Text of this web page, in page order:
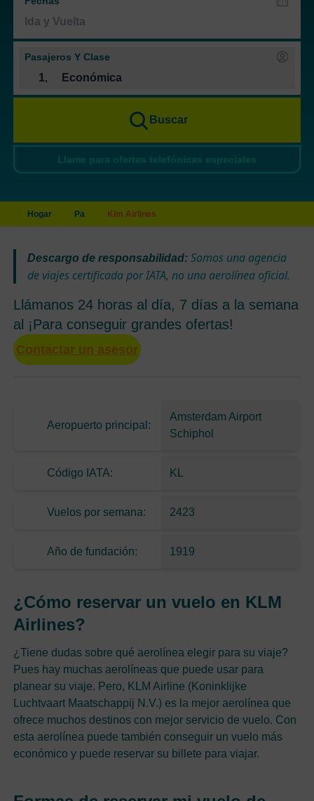
Pasajeros Y Clase
1, Económica
Buscar
Llame para ofertas telefónicas especiales
Hogar Pa Klm Airlines
Descargo de responsabilidad:Somos una agencia
de viajes certificada por IATA, no una aerolínea oficial.
Llámanos 24 horas al día, 7 días a la semana
al ¡Para conseguir grandes ofertas!
Contactar un asesor
Aeropuerto principal:
Amsterdam Airport
Schiphol
Código IATA: KL
Vuelos por semana: 2423
Año de fundación: 1919
¿Cómo reservar un vuelo en KLM
Airlines?
¿Tiene dudas sobre qué aerolínea elegir para su viaje?
Pues hay muchas aerolíneas que puede usar para
planear su viaje. Pero, KLM Airline (Koninklijke
Luchtvaart Maatschappij N.V.) es la mejor aerolínea que
ofrece muchos destinos con mejor servicio de vuelo. Con
esta aerolínea puede también conseguir un vuelo más
económico y puede reservar su billete para viajar.